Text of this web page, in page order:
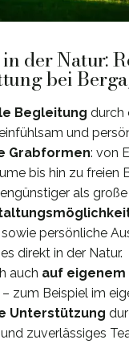
der Natur:
bei
Begleitung durch
und
Grabformen: von
bis hin zu freien
als große
persönliche
direkt in der Natur.
auch auf eigenem
zum Beispiel im
Unterstützung
zuverlässiges